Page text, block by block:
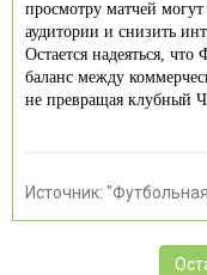
просмотру матчей могут
аудитории и снизить
Остается надеяться,
баланс между
не превращая клубный
Источник: